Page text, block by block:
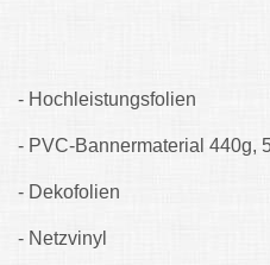
- Hochleistungsfolien
- PVC-Bannermaterial 440g,
- Dekofolien
- Netzvinyl